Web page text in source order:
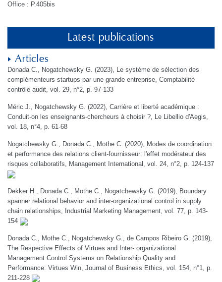
Office : P.405bis
Latest publications
Articles
Donada C., Nogatchewsky G. (2023), Le système de sélection des
complémenteurs startups par une grande entreprise, Comptabilité
contrôle audit, vol. 29, n°2, p. 97-133
Méric J., Nogatchewsky G. (2022), Carrière et liberté académique :
Conduit-on les enseignants-chercheurs à choisir ?, Le Libellio d'Aegis,
vol. 18, n°4, p. 61-68
Nogatchewsky G., Donada C., Mothe C. (2020), Modes de coordination
et performance des relations client-fournisseur: l'effet modérateur des
risques collaboratifs, Management International, vol. 24, n°2, p. 124-137
Dekker H., Donada C., Mothe C., Nogatchewsky G. (2019), Boundary
spanner relational behavior and inter-organizational control in supply
chain relationships, Industrial Marketing Management, vol. 77, p. 143-
154
Donada C., Mothe C., Nogatchewsky G., de Campos Ribeiro G. (2019),
The Respective Effects of Virtues and Inter- organizational
Management Control Systems on Relationship Quality and
Performance: Virtues Win, Journal of Business Ethics, vol. 154, n°1, p.
211-228